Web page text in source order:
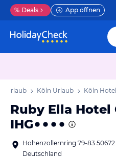
% Deals App öffnen
Urlaub Köln Urlaub Köln
Ruby Ella Hotel
IHG
Hohenzollernring 79-83
Deutschland